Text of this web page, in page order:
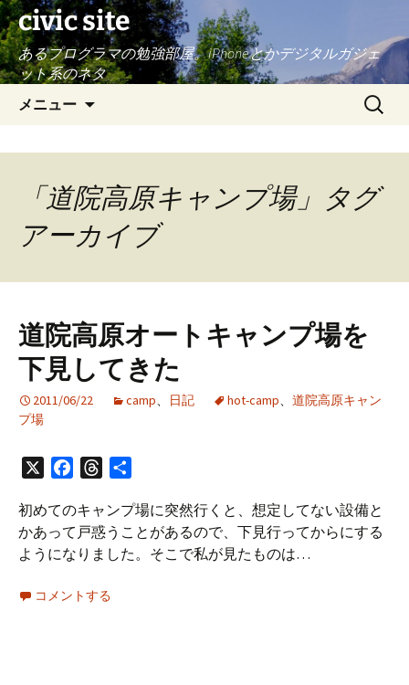
civic site
あるプログラマの勉強部屋。iPhoneとかデジタルガジェ
ット系のネタ
メニュー
ツ
へ
キ
検
索:
「道院高原キャンプ場」タグ
アーカイブ
道院高原オートキャンプ場を
下見してきた
2011/06/22 camp、 日記 hot-camp、 道院高原キャン
プ場
FacebookThreads
初めてのキャンプ場に突然行くと、想定してない設備と
かあって戸惑うことがあるので、下見行ってからにする
ようになりました。そこで私が見たものは…
コメントする